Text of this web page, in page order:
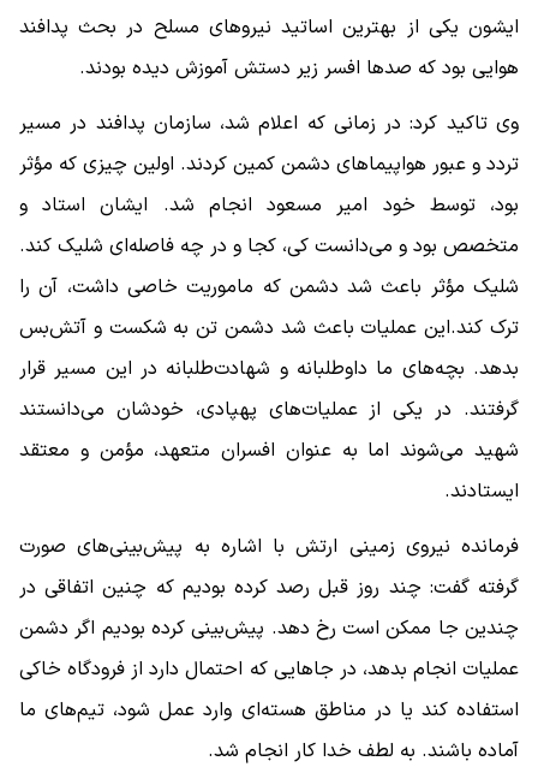
ایشون یکی از بهترین اساتید نیروهای مسلح در بحث پدافند
هوایی بود که صدها افسر زیر دستش آموزش دیده بودند.
وی تاکید کرد: در زمانی که اعلام شد، سازمان پدافند در مسیر
تردد و عبور هواپیماهای دشمن کمین کردند. اولین چیزی که مؤثر
بود، توسط خود امیر مسعود انجام شد. ایشان استاد و
متخصص بود و می‌دانست کی، کجا و در چه فاصله‌ای شلیک کند.
شلیک مؤثر باعث شد دشمن که ماموریت خاصی داشت، آن را
ترک کند.این عملیات باعث شد دشمن تن به شکست و آتش‌بس
بدهد. بچه‌های ما داوطلبانه و شهادت‌طلبانه در این مسیر قرار
گرفتند. در یکی از عملیات‌های پهپادی، خودشان می‌دانستند
شهید می‌شوند اما به عنوان افسران متعهد، مؤمن و معتقد
ایستادند.
فرمانده نیروی زمینی ارتش با اشاره به پیش‌بینی‌های صورت
گرفته گفت: چند روز قبل رصد کرده بودیم که چنین اتفاقی در
چندین جا ممکن است رخ دهد. پیش‌بینی کرده بودیم اگر دشمن
عملیات انجام بدهد، در جاهایی که احتمال دارد از فرودگاه خاکی
استفاده کند یا در مناطق هسته‌ای وارد عمل شود، تیم‌های ما
آماده باشند. به لطف خدا کار انجام شد.